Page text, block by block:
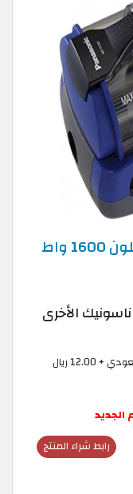
مكنسة كهربائية ميجا سايكلون 1600 واط
الأخرى
461.80 ريال سعودي + 12.00 ريال
رابط شراء المنتج